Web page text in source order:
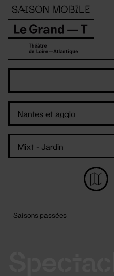
Panneau de gestion des cookies